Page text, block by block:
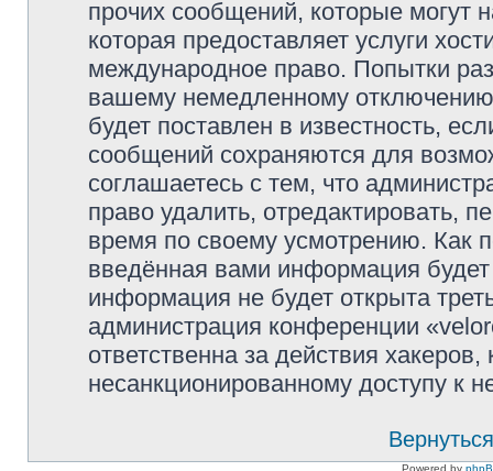
прочих сообщений, которые могут
которая предоставляет услуги
международное право. Попытки
вашему немедленному
будет поставлен в известность,
сообщений сохраняются для
соглашаетесь с тем, что
право удалить, отредактировать,
время по своему усмотрению. Как
введённая вами информация
информация не будет открыта
администрация конференции
ответственна за действия
несанкционированному доступу к
Powered by